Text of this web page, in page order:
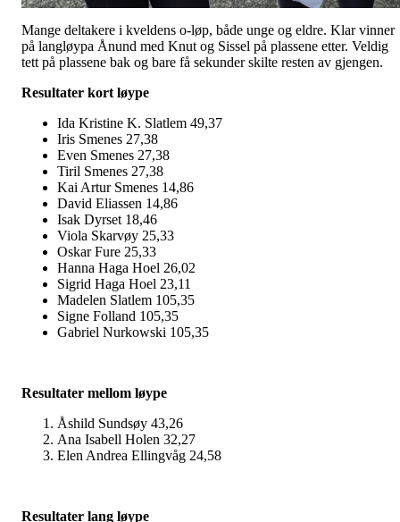
Mange deltakere i kveldens o-løp, både unge og eldre. Klar vinner
på langløypa Ånund med Knut og Sissel på plassene etter. Veldig
tett på plassene bak og bare få sekunder skilte resten av gjengen.
Resultater kort løype
Ida Kristine K. Slatlem 49,37
Iris Smenes 27,38
Even Smenes 27,38
Tiril Smenes 27,38
Kai Artur Smenes 14,86
David Eliassen 14,86
Isak Dyrset 18,46
Viola Skarvøy 25,33
Oskar Fure 25,33
Hanna Haga Hoel 26,02
Sigrid Haga Hoel 23,11
Madelen Slatlem 105,35
Signe Folland 105,35
Gabriel Nurkowski 105,35
Resultater mellom løype
Åshild Sundsøy 43,26
Ana Isabell Holen 32,27
Elen Andrea Ellingvåg 24,58
Resultater lang løype